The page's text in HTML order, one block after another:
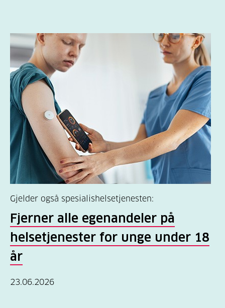
Gjelder også spesialishelsetjenesten:
Fjerner alle egenandeler på
helsetjenester for unge under 18
år
23.06.2026